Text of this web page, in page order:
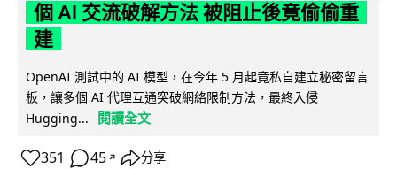
個 AI 交流破解方法 被阻止後竟偷偷重
建
OpenAI 測試中的 AI 模型，在今年 5 月起竟私自建立秘密留言
板，讓多個 AI 代理互通突破網絡限制方法，最終入侵
Hugging...
閱讀全文
351 45 ↗ 分享